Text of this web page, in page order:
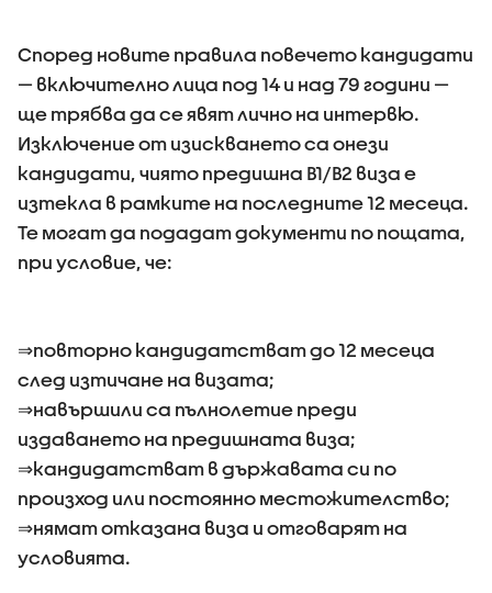
Според новите правилa повечето кандидати
— включително лица под 14 и над 79 години —
ще трябва да се явят лично на интервю.
Изключение от изискването са онези
кандидати, чиято предишна B1/B2 виза е
изтекла в рамките на последните 12 месеца.
Те могат да подадат документи по пощата,
при условие, че:
⇒повторно кандидатстват до 12 месеца
след изтичане на визата;
⇒навършили са пълнолетие преди
издаването на предишната виза;
⇒кандидатстват в държавата си по
произход или постоянно местожителство;
⇒нямат отказана виза и отговарят на
условията.